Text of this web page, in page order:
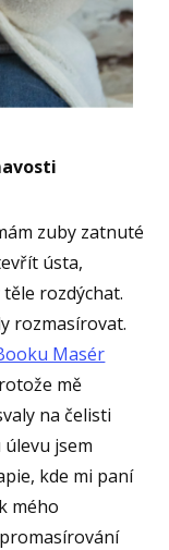
zuby zatnuté
ústa,
rozdýchat.
rozmasírovat.
Masér
mě
na čelisti
jsem
kde mi paní
mého